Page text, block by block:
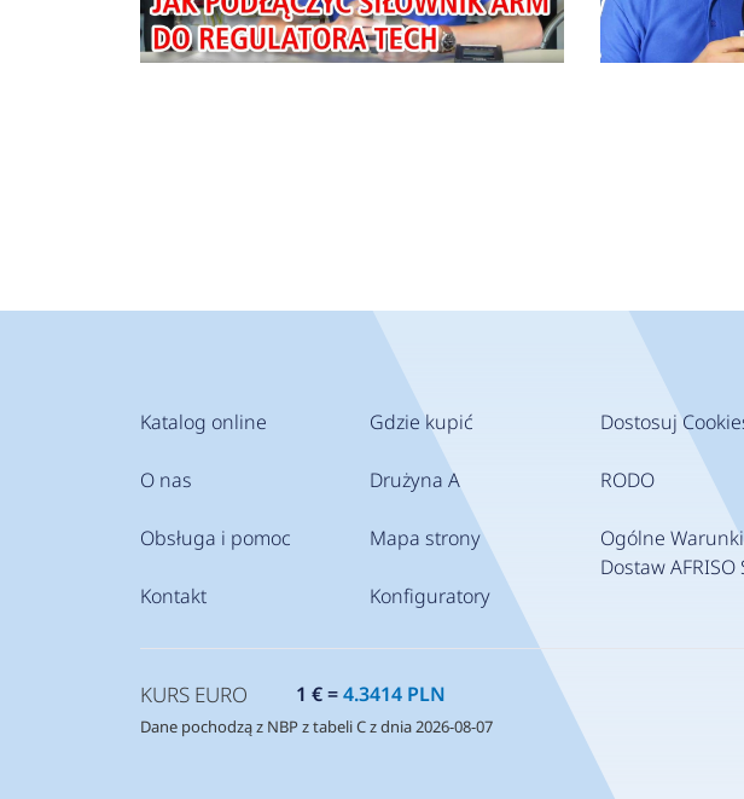
Katalog online
O nas
Obsługa i pomoc
Kontakt
Gdzie kupić
Drużyna A
Mapa strony
Konfiguratory
Dostosuj
RODO
Ogólne
Dostaw AFRISO
KURS EURO 1 € =4.3414 PLN
Dane pochodzą z NBP z tabeli C z dnia 2026-08-07